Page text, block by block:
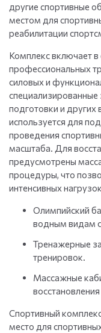
другие спортивные
местом для
реабилитации
Комплекс включает в
профессиональных
силовых и
подготовки и других
используется для
проведения
масштаба. Для
предусмотрены
процедуры, что
интенсивных
Олимпийский
водным видам
Тренажерные
тренировок.
Массажные
Спортивный
место для